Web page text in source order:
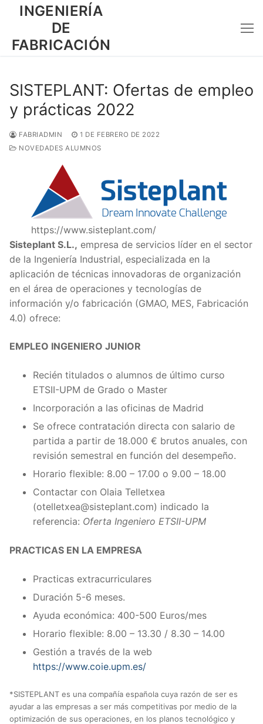
INGENIERÍA
DE
FABRICACIÓN
SISTEPLANT: Ofertas de empleo
y prácticas 2022
FABRIADMIN
1 DE FEBRERO DE 2022
NOVEDADES ALUMNOS
https://www.sisteplant.com/
Sisteplant S.L., empresa de servicios líder en el sector
de la Ingeniería Industrial, especializada en la
aplicación de técnicas innovadoras de organización
en el área de operaciones y tecnologías de
información y/o fabricación (GMAO, MES, Fabricación
4.0) ofrece:
EMPLEO INGENIERO JUNIOR
Recién titulados o alumnos de último curso
ETSII-UPM de Grado o Master
Incorporación a las oficinas de Madrid
Se ofrece contratación directa con salario de
partida a partir de 18.000 € brutos anuales, con
revisión semestral en función del desempeño.
Horario flexible: 8.00 – 17.00 o 9.00 – 18.00
Contactar con Olaia Telletxea
(otelletxea@sisteplant.com) indicado la
referencia: Oferta Ingeniero ETSII-UPM
PRACTICAS EN LA EMPRESA
Practicas extracurriculares
Duración 5-6 meses.
Ayuda económica: 400-500 Euros/mes
Horario flexible: 8.00 – 13.30 / 8.30 – 14.00
Gestión a través de la web
https://www.coie.upm.es/
*SISTEPLANT es una compañía española cuya razón de ser es
ayudar a las empresas a ser más competitivas por medio de la
optimización de sus operaciones, en los planos tecnológico y